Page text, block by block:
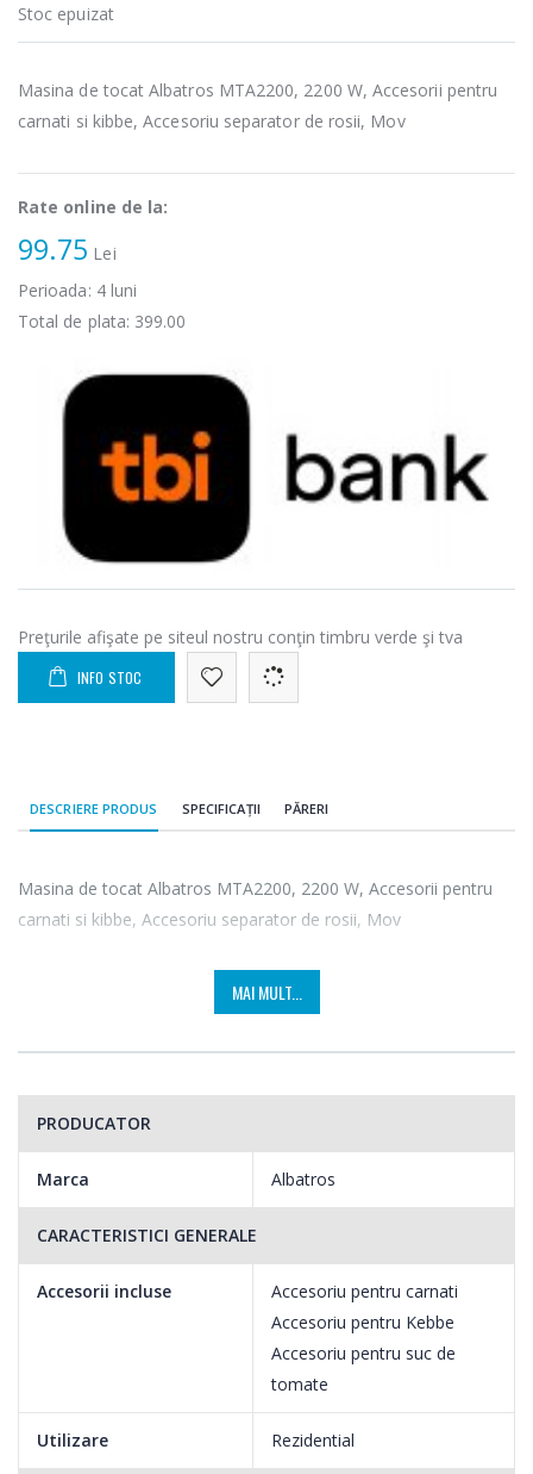
Stoc epuizat
Masina de tocat Albatros MTA2200, 2200 W, Accesorii pentru
carnati si kibbe, Accesoriu separator de rosii, Mov
Rate online de la:
99.75 Lei
Perioada: 4luni
Total de plata: 399.00
Preţurile afişate pe siteul nostru conţin timbru verde şi tva
INFO STOC
DESCRIERE PRODUS SPECIFICAȚII PĂRERI
Masina de tocat Albatros MTA2200, 2200 W, Accesorii pentru
carnati si kibbe, Accesoriu separator de rosii, Mov
MAI MULT...
PRODUCATOR
Marca Albatros
CARACTERISTICI GENERALE
Accesorii incluse
Accesoriu pentru carnati
Accesoriu pentru Kebbe
Accesoriu pentru suc de
tomate
Utilizare Rezidential
Espressor
automat
799,00 Lei
electric cu filtru
...
89,00 Lei
carne
199,00 Lei
Heinner HHB-